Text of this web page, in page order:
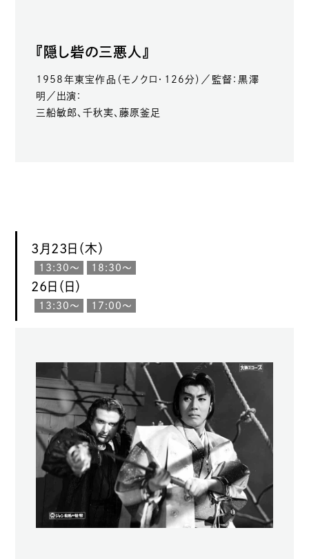
『隠し砦の三悪人』
1958年東宝作品（モノクロ・126分）／監督：黒澤
明／出演：
三船敏郎、千秋実、藤原釜足
3月23日（木）
13:30〜 18:30〜
26日（日）
13:30〜 17:00〜